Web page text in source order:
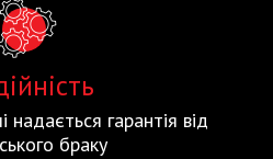
надається гарантія від
браку